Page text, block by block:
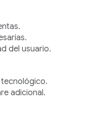
del usuario.
adicional.